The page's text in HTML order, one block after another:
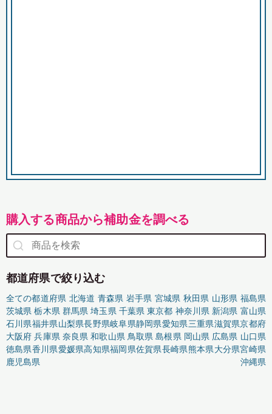
購入する商品から補助金を調べる
都道府県で絞り込む
全ての都道府県 北海道 青森県 岩手県 宮城県 秋田県 山形県 福島県
茨城県 栃木県 群馬県 埼玉県 千葉県 東京都 神奈川県 新潟県 富山県
石川県福井県山梨県長野県岐阜県静岡県愛知県三重県滋賀県京都府
大阪府 兵庫県 奈良県 和歌山県 鳥取県 島根県 岡山県 広島県 山口県
徳島県香川県愛媛県高知県福岡県佐賀県長崎県熊本県大分県宮崎県
鹿児島県
沖縄県